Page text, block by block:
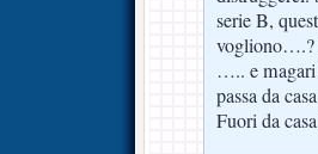
serie B,
vogliono….?
….. e magari
passa da
Fuori da